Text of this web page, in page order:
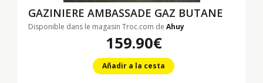
GAZINIERE AMBASSADE GAZ BUTANE
Disponible dans le magasin Troc.com de Ahuy
159.90€
Añadir a la cesta